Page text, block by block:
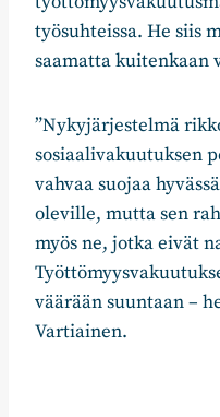
työsuhteissa. He siis
saamatta kuitenkaan
”Nykyjärjestelmä
sosiaalivakuutuksen
vahvaa suojaa
oleville, mutta sen
myös ne, jotka eivät
väärään suuntaan –
Vartiainen.